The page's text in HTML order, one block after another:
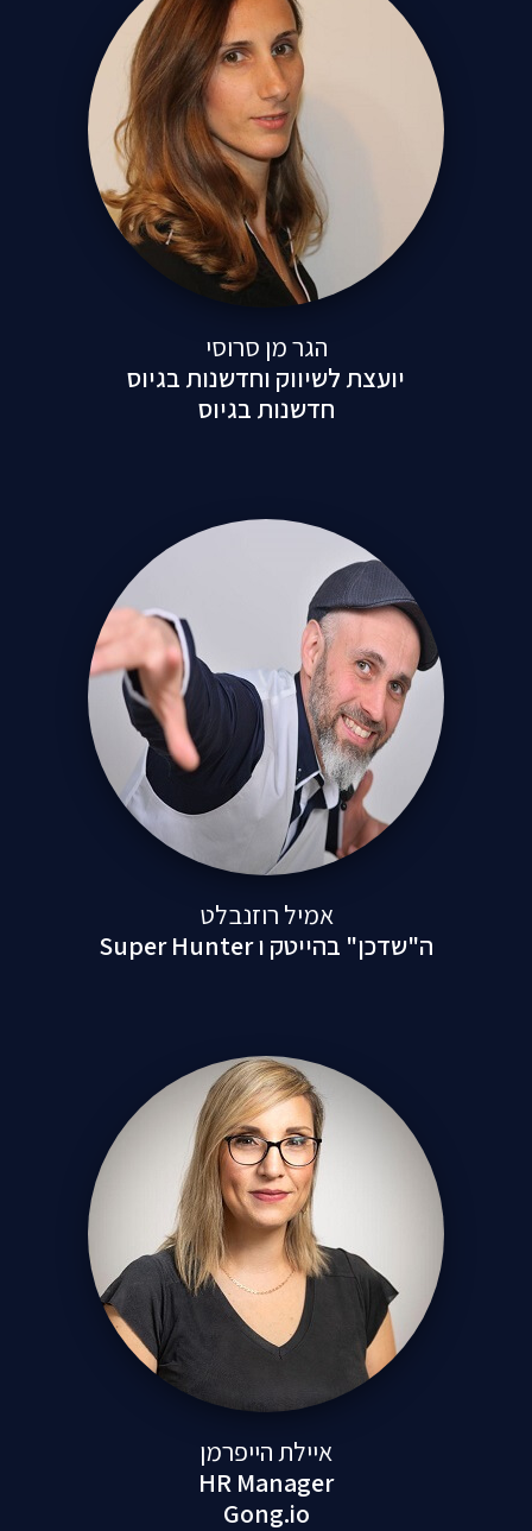
הגר מן סרוסי
יועצת לשיווק וחדשנות בגיוס
חדשנות בגיוס
אמיל רוזנבלט
ה"שדכן" בהייטק ו Super Hunter
איילת הייפרמן
HR Manager
Gong.io